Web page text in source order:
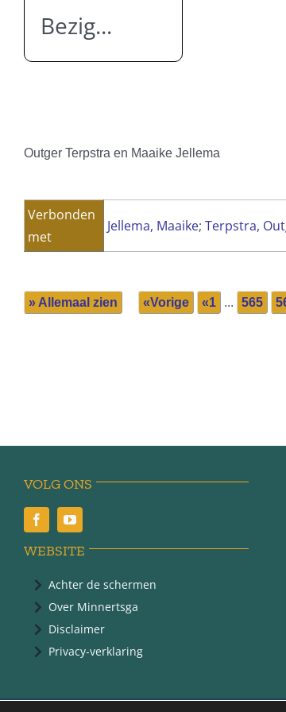
Bezig...
Outger Terpstra en Maaike Jellema
Verbonden
met
Jellema, Maaike; Terpstra,
» Allemaal zien «Vorige «1 ... 565
VOLG ONS
WEBSITE
Achter de schermen
Over Minnertsga
Disclaimer
Privacy-verklaring